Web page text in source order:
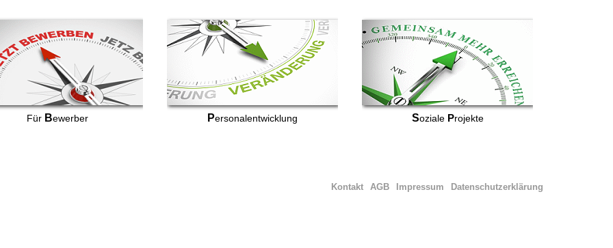
Für Bewerber Personalentwicklung Soziale Projekte
Datenschutzerklärung
Impressum
AGB
Kontakt